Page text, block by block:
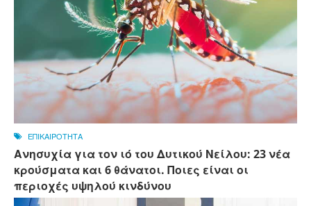
ΕΠΙΚΑΙΡΟΤΗΤΑ
Ανησυχία για τον ιό του Δυτικού Νείλου: 23 νέα
κρούσματα και 6 θάνατοι. Ποιες είναι οι
περιοχές υψηλού κινδύνου